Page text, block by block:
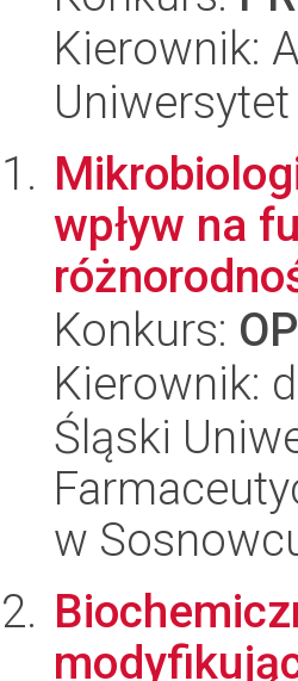
Kierownik:
wpływ na
Konkurs:
Kierownik:
Śląski
w